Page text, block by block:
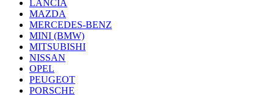
LANCIA
MAZDA
MERCEDES-BENZ
MINI (BMW)
MITSUBISHI
NISSAN
OPEL
PEUGEOT
PORSCHE